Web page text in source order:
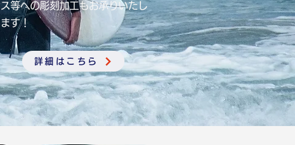
詳細はこちら
ス等への彫刻加工もお承りいたし
ます！